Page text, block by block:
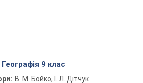
9 клас
В. М. Бойко, І. Л. Дітчук